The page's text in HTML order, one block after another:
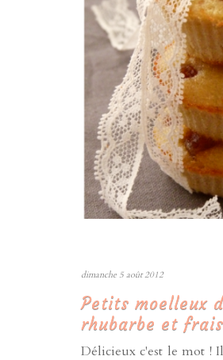
dimanche 5 août 2012
Petits moelleux
rhubarbe et
Délicieux c'est le mot !